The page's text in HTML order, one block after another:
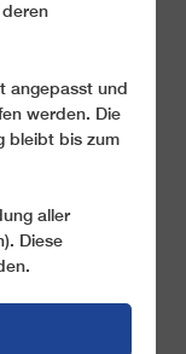
angepasst und
werden. Die
bleibt bis zum
aller
Diese